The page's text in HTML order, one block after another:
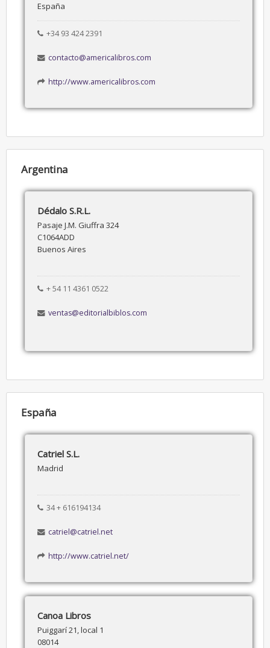
España
+34 93 424 2391
contacto@americalibros.com
http://www.americalibros.com
Argentina
Dédalo S.R.L.
Pasaje J.M. Giuffra 324
C1064ADD
Buenos Aires
+ 54 11 4361 0522
ventas@editorialbiblos.com
España
Catriel S.L.
Madrid
34 + 616194134
catriel@catriel.net
http://www.catriel.net/
Canoa Libros
Puiggarí 21, local 1
08014